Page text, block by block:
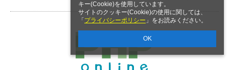
キー(Cookie)を使用しています。
サイトのクッキー(Cookie)の使用に関しては、
「 プライバシーポリシー 」をお読みください。
OK